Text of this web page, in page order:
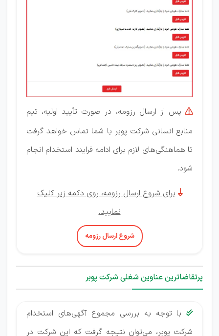
 پس از ارسال رزومه، در صورت تأیید اولیه، تیم
منابع انسانی شرکت پوبر با شما تماس خواهد گرفت
تا هماهنگی‌های لازم برای ادامه فرایند استخدام انجام
شود.
 برای شروع ارسال رزومه، روی دکمه زیر کلیک
نمایید.
شروع ارسال رزومه
پرتقاضاترین عناوین شغلی شرکت پوبر

با توجه به بررسی مجموع آگهی‌های استخدام
شرکت پوبر، می‌توان نتیجه گرفت که این شرکت در